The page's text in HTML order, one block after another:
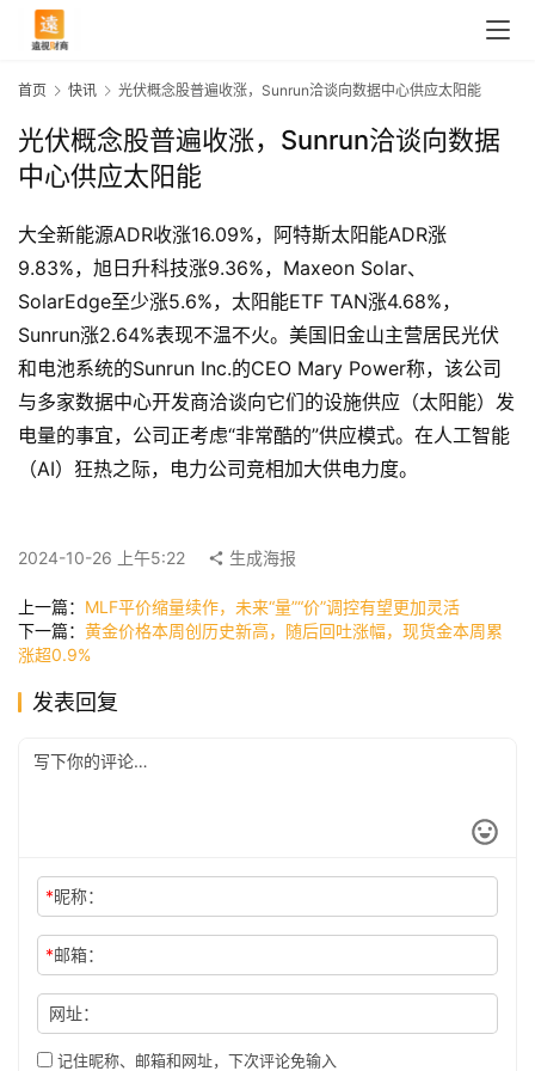
首
页
快
司
科
首页 快讯 光伏概念股普遍收涨，Sunrun洽谈向数据中心供应太阳能
光伏概念股普遍收涨，Sunrun洽谈向数据
中心供应太阳能
大全新能源ADR收涨16.09%，阿特斯太阳能ADR涨
9.83%，旭日升科技涨9.36%，Maxeon Solar、
SolarEdge至少涨5.6%，太阳能ETF TAN涨4.68%，
Sunrun涨2.64%表现不温不火。美国旧金山主营居民光伏
和电池系统的Sunrun Inc.的CEO Mary Power称，该公司
与多家数据中心开发商洽谈向它们的设施供应（太阳能）发
电量的事宜，公司正考虑“非常酷的”供应模式。在人工智能
（AI）狂热之际，电力公司竞相加大供电力度。
2024-10-26 上午5:22 生成海报
上一篇： MLF平价缩量续作，未来“量”“价”调控有望更加灵活
下一篇： 黄金价格本周创历史新高，随后回吐涨幅，现货金本周累
涨超0.9%
发表回复
*昵称：
*邮箱：
网址：
记住昵称、邮箱和网址，下次评论免输入